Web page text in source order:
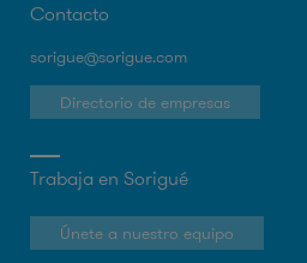
Contacto
sorigue@sorigue.com
Directorio de empresas
Trabaja en Sorigué
Únete a nuestro equipo